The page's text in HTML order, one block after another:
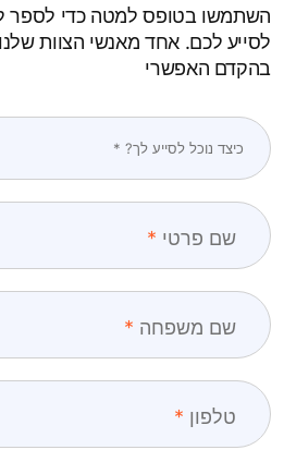
השתמשו בטופס למטה כדי לספר
לסייע לכם. אחד מאנשי הצוות
בהקדם האפשרי
שם פרטי
שם משפחה
טלפון